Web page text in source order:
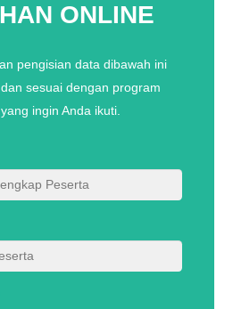
ONLINE
pengisian data dibawah ini
sesuai dengan program
ingin Anda ikuti.